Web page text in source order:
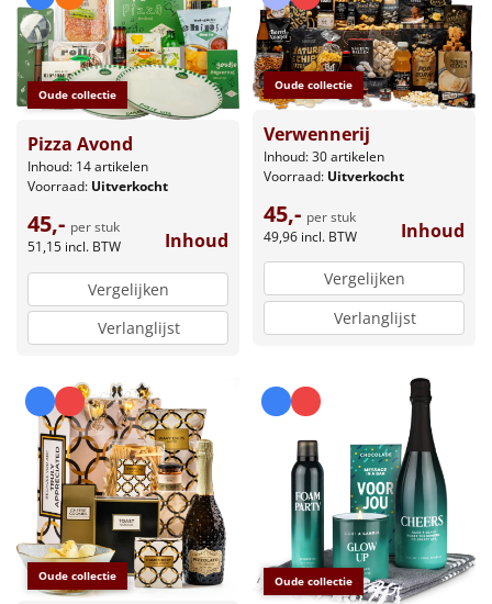
Oude collectie
Pizza Avond
Inhoud: 14 artikelen
Voorraad: Uitverkocht
45,- per stuk
51,15 incl. BTW Inhoud
Vergelijken
Verlanglijst
Oude collectie
Verwennerij
Inhoud: 30 artikelen
Voorraad: Uitverkocht
45,- per stuk
49,96 incl. BTW Inhoud
Vergelijken
Verlanglijst
Oude collectie Oude collectie